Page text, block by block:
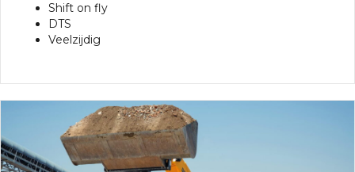
Shift on fly
DTS
Veelzijdig